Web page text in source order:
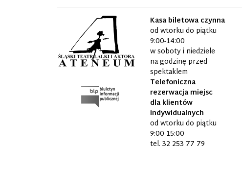
Kasa biletowa czynna
od wtorku do piątku
9:00-14:00
w soboty i niedziele
na godzinę przed
spektaklem
Telefoniczna
rezerwacja miejsc
dla klientów
indywidualnych
od wtorku do piątku
9:00-15:00
tel. 32 253 77 79